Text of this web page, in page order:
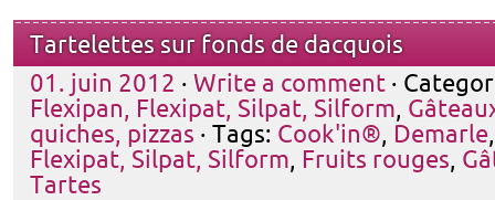
Tartelettes sur fonds de dacquois
01. juin 2012 · Write a comment ·
Flexipan, Flexipat, Silpat, Silform,
quiches, pizzas · Tags: Cook'in®, Demarle
Flexipat, Silpat, Silform, Fruits rouges,
Tartes